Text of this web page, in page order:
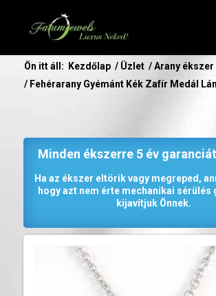
Ön itt áll: Kezdőlap / Üzlet / Arany ékszer
/ Fehérarany Gyémánt Kék Zafír Medál
Minden ékszerre 5 év
Ha az ékszer eltörik vagy megreped,
hogy azt nem érte mechanikai sérülés
kijavítjuk Önnek.